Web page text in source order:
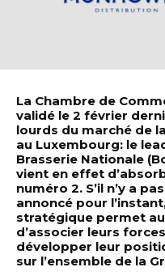
La Chambre de
validé le 2 février
lourds du marché de
au Luxembourg: le
Brasserie Nationale
vient en effet
numéro 2. S’il n’y a
annoncé pour
stratégique permet
d’associer leurs
développer leur
sur l’ensemble de la